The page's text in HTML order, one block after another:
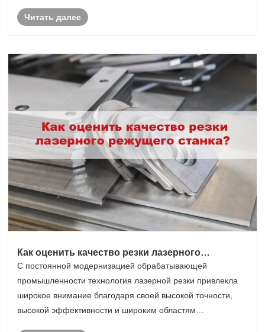
обеспечения качества поверхности заготовок,
Читать далее
Как оценить качество резки лазерного
режущего станка?
С постоянной модернизацией обрабатывающей
промышленности технология лазерной резки привлекла
широкое внимание благодаря своей высокой точности,
высокой эффективности и широким областям